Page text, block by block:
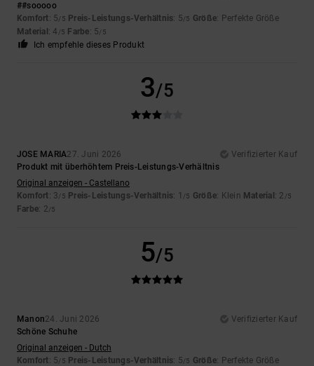
##sooooo
Komfort: 5/5 Preis-Leistungs-Verhältnis: 5/5 Größe: Perfekte Größe
Material: 4 /5 Farbe: 5/5
Ich empfehle dieses Produkt
3/5
JOSE MARIA27. Juni 2026
Verifizierter Kauf
Produkt mit überhöhtem Preis-Leistungs-Verhältnis
Original anzeigen - Castellano
Komfort: 3/5 Preis-Leistungs-Verhältnis: 1 /5 Größe: Klein Material: 2 /5
Farbe: 2/5
5/5
Manon24. Juni 2026
Verifizierter Kauf
Schöne Schuhe
Original anzeigen - Dutch
Komfort: 5/5 Preis-Leistungs-Verhältnis: 5/5 Größe: Perfekte Größe